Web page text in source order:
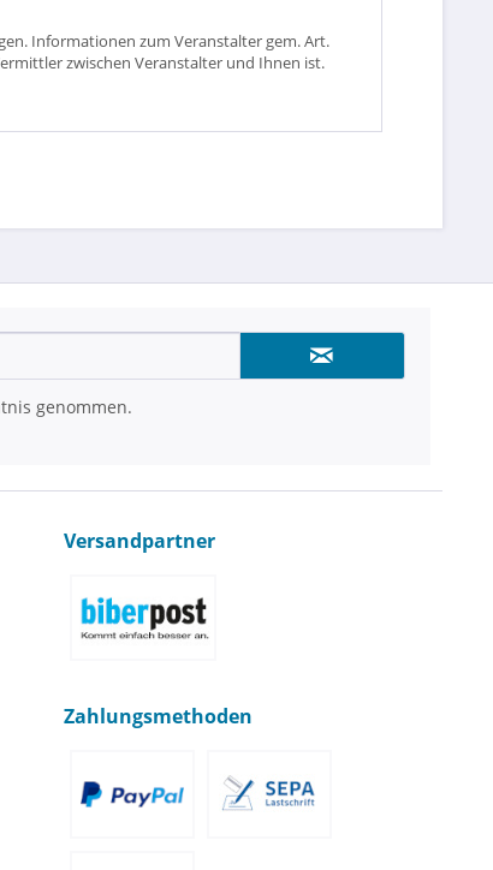
Informationen zum Veranstalter gem. Art.
zwischen Veranstalter und Ihnen ist.
genommen.
Versandpartner
Zahlungsmethoden